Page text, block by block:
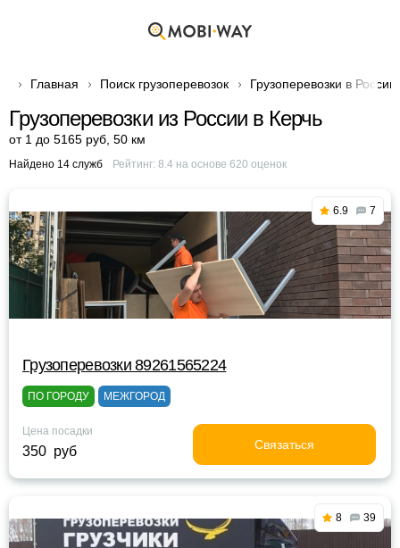
Главная Поиск грузоперевозок Грузоперевозки в России
Грузоперевозки из России в Керчь
от 1 до 5165 руб 50 км
Найдено 14 служб Рейтинг: 8.4на основе 620 оценок
6.9 7
Грузоперевозки 89261565224
ПО ГОРОДУ МЕЖГОРОД
Цена посадки
350 руб Связаться
8 39